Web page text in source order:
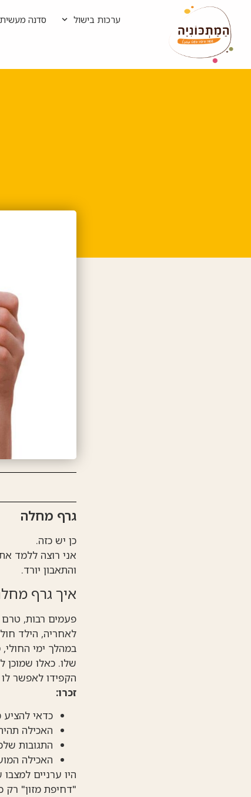
ערכות בישול סדנה מעשית
גרף מחלה
כן יש כזה.
אני רוצה ללמד
והתאבון יורד.
איך גרף
פעמים רבות, טרם
לאחריה, הילד
במהלך ימי
שלו. כאלו שמוכן
הקפידו לאפשר
זכרו:
כדאי
האכילה
התגובות
האכילה
היו ערניים
"דחיפת מזון" רק